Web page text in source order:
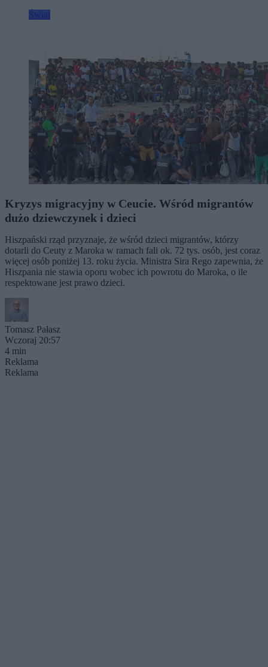
Kryzys migracyjny w Ceucie. Wśród migrantów
dużo dziewczynek i dzieci
Hiszpański rząd przyznaje, że wśród dzieci migrantów, którzy
dotarli do Ceuty z Maroka w ramach fali ok. 72 tys. osób, jest coraz
więcej osób poniżej 13. roku życia. Ministra Sira Rego zapewnia, że
Hiszpania nie stawia oporu wobec ich powrotu do Maroka, o ile
respektowane jest prawo dzieci.
Tomasz Pałasz
Wczoraj 20:57
4 min
Reklama
Reklama